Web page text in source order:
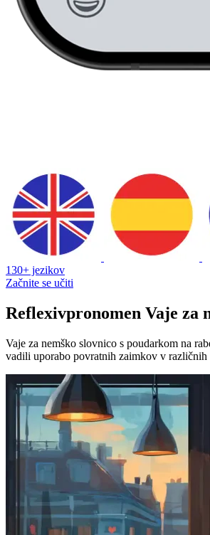
130+ jezikov
Začnite se učiti
Reflexivpronomen Vaje za
Vaje za nemško slovnico s poudarkom na
vadili uporabo povratnih zaimkov v